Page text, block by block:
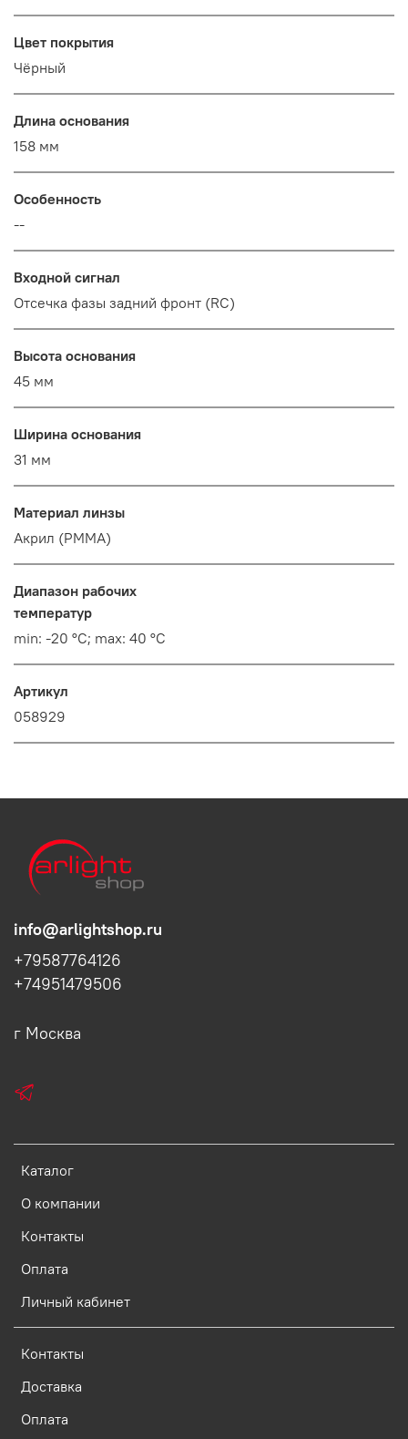
Цвет покрытия
Чёрный
Длина основания
158 мм
Особенность
--
Входной сигнал
Отсечка фазы задний фронт (RC)
Высота основания
45 мм
Ширина основания
31 мм
Материал линзы
Акрил (PMMA)
Диапазон рабочих
температур
min: -20 °C; max: 40 °C
Артикул
058929
Каталог
О компании
Контакты
Оплата
Личный кабинет
Контакты
Доставка
Оплата
info@arlightshop.ru
+79587764126
+74951479506
г Москва